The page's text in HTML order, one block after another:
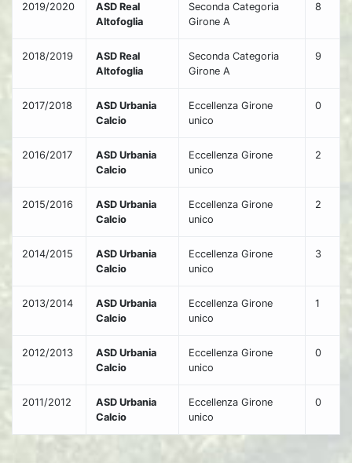
2019/2020
ASD Real
Altofoglia
Seconda Categoria
Girone A
8
2018/2019
ASD Real
Altofoglia
Seconda Categoria
Girone A
9
2017/2018
ASD Urbania
Calcio
Eccellenza Girone
unico
0
2016/2017
ASD Urbania
Calcio
Eccellenza Girone
unico
2
2015/2016
ASD Urbania
Calcio
Eccellenza Girone
unico
2
2014/2015
ASD Urbania
Calcio
Eccellenza Girone
unico
3
2013/2014
ASD Urbania
Calcio
Eccellenza Girone
unico
1
2012/2013
ASD Urbania
Calcio
Eccellenza Girone
unico
0
2011/2012
ASD Urbania
Calcio
Eccellenza Girone
unico
0